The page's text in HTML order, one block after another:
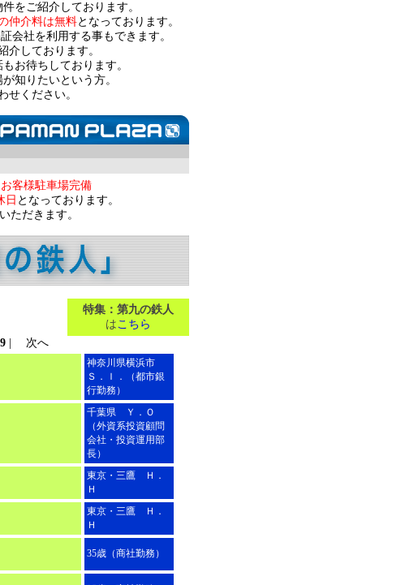
をご紹介しております。
仲介料は無料となっております。
会社を利用する事もできます。
介しております。
お待ちしております。
知りたいという方。
せください。
お客様駐車場完備
日 となっております。
ただきます。
特集：第九の鉄人
はこちら
9| 次へ
神奈川県横浜市
Ｓ．Ｉ．（都市銀
行勤務）
千葉県 Ｙ．Ｏ
（外資系投資顧問
会社・投資運用部
長）
東京・三鷹 Ｈ．
Ｈ
東京・三鷹 Ｈ．
Ｈ
35歳（商社勤務）